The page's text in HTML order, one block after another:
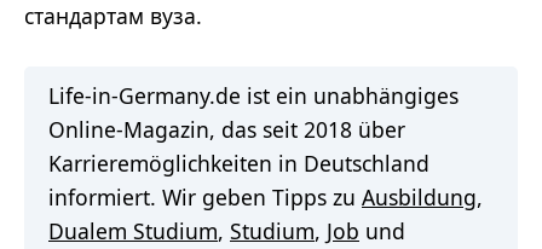
стандартам вуза.
Life-in-Germany.de ist ein unabhängiges
Online-Magazin, das seit 2018 über
Karrieremöglichkeiten in Deutschland
informiert. Wir geben Tipps zu Ausbildung,
Dualem Studium, Studium, Job und